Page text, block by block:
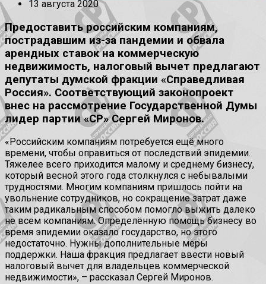
13 августа 2020
Предоставить российским компаниям,
пострадавшим из-за пандемии и обвала
арендных ставок на коммерческую
недвижимость, налоговый вычет предлагают
депутаты думской фракции «Справедливая
Россия». Соответствующий законопроект
внес на рассмотрение Государственной Думы
лидер партии «СР» Сергей Миронов.
«Российским компаниям потребуется ещё много
времени, чтобы оправиться от последствий эпидемии.
Тяжелее всего приходится малому и среднему бизнесу,
который весной этого года столкнулся с небывалыми
трудностями. Многим компаниям пришлось пойти на
увольнение сотрудников, но сокращение затрат даже
таким радикальным способом помогло выжить далеко
не всем компаниям. Определённую помощь бизнесу во
время эпидемии оказало государство, но этого
недостаточно. Нужны дополнительные меры
поддержки. Наша фракция предлагает ввести новый
налоговый вычет для владельцев коммерческой
недвижимости», – рассказал Сергей Миронов.